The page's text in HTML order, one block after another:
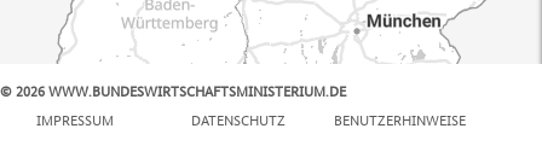
© 2026 WWW.BUNDESWIRTSCHAFTSMINISTERIUM.DE
IMPRESSUM
DATENSCHUTZ BENUTZERHINWEISE